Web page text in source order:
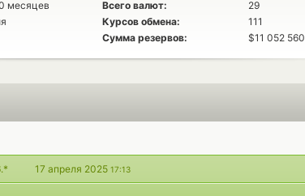
месяцев Всего валют:
29
Курсов обмена:
111
Сумма резервов: $11 052 560
17 апреля 2025 17:13